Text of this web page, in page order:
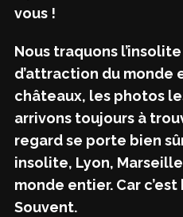
vous !
Nous traquons
d’attraction du monde
châteaux, les photos
arrivons toujours à
regard se porte bien
insolite, Lyon,
monde entier. Car
Souvent.